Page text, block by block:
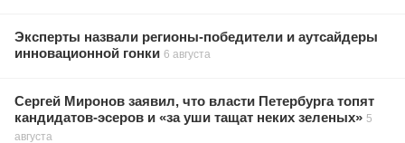
Эксперты назвали регионы-победители и аутсайдеры
инновационной гонки 6 августа
Сергей Миронов заявил, что власти Петербурга топят
кандидатов-эсеров и «за уши тащат неких зеленых» 5
августа